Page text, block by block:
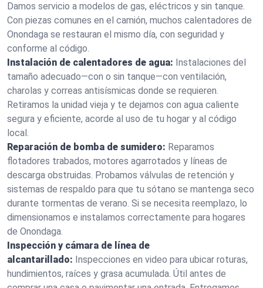
Damos servicio a modelos de gas, eléctricos y sin tanque.
Con piezas comunes en el camión, muchos calentadores de
Onondaga se restauran el mismo día, con seguridad y
conforme al código.
Instalación de calentadores de agua: Instalaciones del
tamaño adecuado—con o sin tanque—con ventilación,
charolas y correas antisísmicas donde se requieren.
Retiramos la unidad vieja y te dejamos con agua caliente
segura y eficiente, acorde al uso de tu hogar y al código
local.
Reparación de bomba de sumidero: Reparamos
flotadores trabados, motores agarrotados y líneas de
descarga obstruidas. Probamos válvulas de retención y
sistemas de respaldo para que tu sótano se mantenga seco
durante tormentas de verano. Si se necesita reemplazo, lo
dimensionamos e instalamos correctamente para hogares
de Onondaga.
Inspección y cámara de línea de
alcantarillado: Inspecciones en video para ubicar roturas,
hundimientos, raíces y grasa acumulada. Útil antes de